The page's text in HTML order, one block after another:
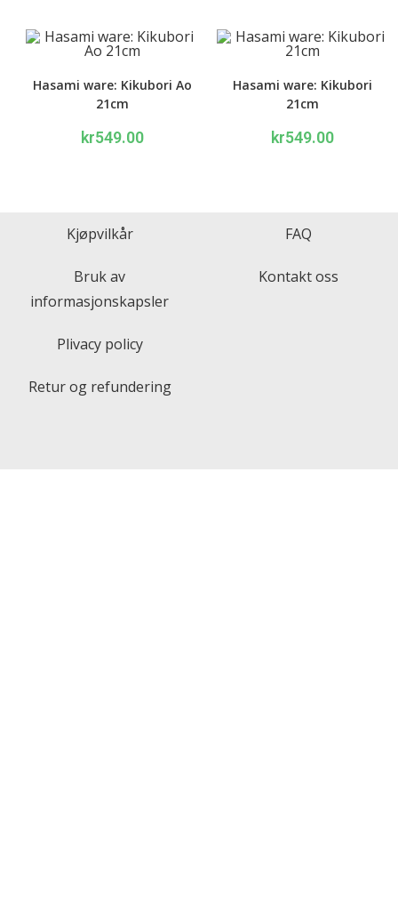
Hasami ware: Kikubori Ao
21cm
kr549.00
Hasami ware: Kikubori
21cm
kr549.00
Kjøpvilkår
Bruk av
informasjonskapsler
Plivacy policy
Retur og refundering
FAQ
Kontakt oss